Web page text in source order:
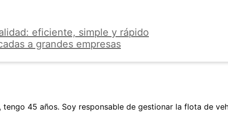
eficiente, simple y rápido
a grandes empresas
tengo 45 años. Soy responsable de gestionar la flota de